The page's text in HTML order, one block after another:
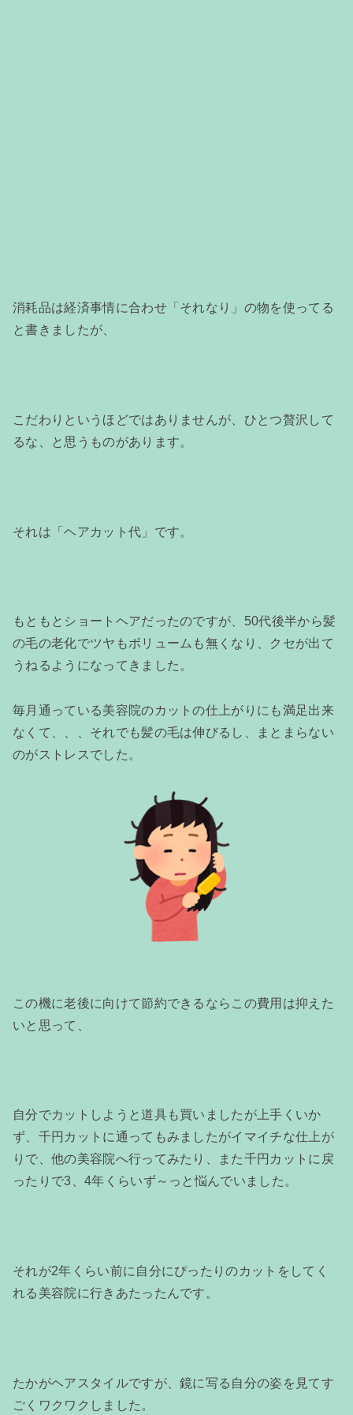
消耗品は経済事情に合わせ「それなり」の物を使ってる
と書きましたが、
こだわりというほどではありませんが、ひとつ贅沢して
るな、と思うものがあります。
それは「ヘアカット代」です。
もともとショートヘアだったのですが、50代後半から髪
の毛の老化でツヤもボリュームも無くなり、クセが出て
うねるようになってきました。
毎月通っている美容院のカットの仕上がりにも満足出来
なくて、、、それでも髪の毛は伸びるし、まとまらない
のがストレスでした。
この機に老後に向けて節約できるならこの費用は抑えた
いと思って、
自分でカットしようと道具も買いましたが上手くいか
ず、千円カットに通ってもみましたがイマイチな仕上が
りで、他の美容院へ行ってみたり、また千円カットに戻
ったりで3、4年くらいず～っと悩んでいました。
それが2年くらい前に自分にぴったりのカットをしてく
れる美容院に行きあたったんです。
たかがヘアスタイルですが、鏡に写る自分の姿を見てす
ごくワクワクしました。